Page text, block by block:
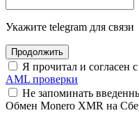
Укажите telegram для связи
Я прочитал и согласен с
AML проверки
Не запоминать
Обмен Monero XMR на